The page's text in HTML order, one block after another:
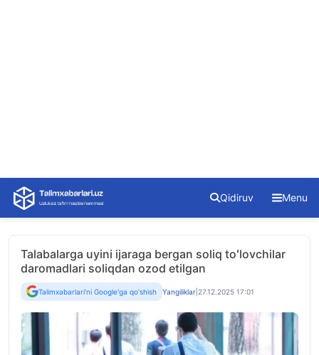
Skip
content
Qidiruv Menu
Talabalarga uyini ijaraga bergan soliq toʻlovchilar
daromadlari soliqdan ozod etilgan
Talimxabarlari'ni Google'ga qo'shish Yangiliklar 27.12.2025 17:01